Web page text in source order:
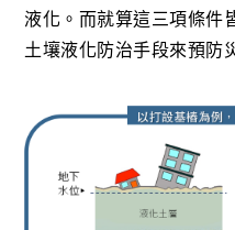
液化。而就算這三項條件
土壤液化防治手段來預防